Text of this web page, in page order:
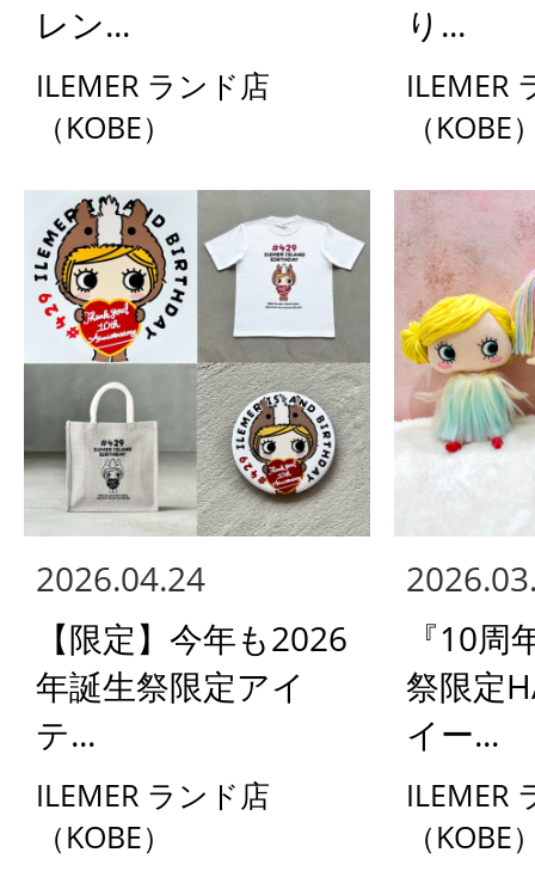
レン...
ILEMER ランド店
（KOBE）
り...
ILEMER
（KOBE
2026.04.24
【限定】今年も2026
年誕生祭限定アイ
テ...
ILEMER ランド店
（KOBE）
『10
祭限定
イー...
ILEMER
（KOBE